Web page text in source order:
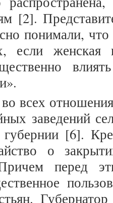
[2].
понимали,
если женская
всех
заведений
[6].
о
перед